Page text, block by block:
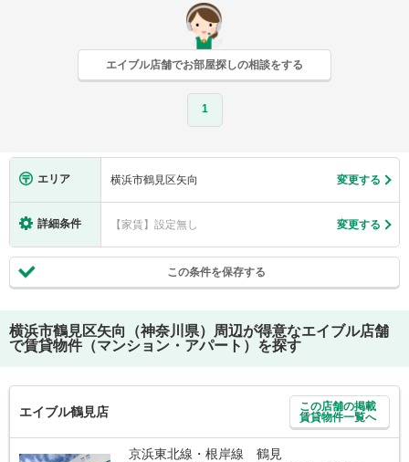
エイブル店舗でお部屋探しの相談をする
1
エリア 横浜市鶴見区矢向 変更する
詳細条件 【家賃】設定無し 変更する
この条件を保存する
横浜市鶴見区矢向（神奈川県）
周辺が得意なエイブル店舗
で賃貸物件（マンション・アパート）を探す
エイブル鶴見店
この店舗の掲載
賃貸物件一覧へ
京浜東北線・根岸線 鶴見